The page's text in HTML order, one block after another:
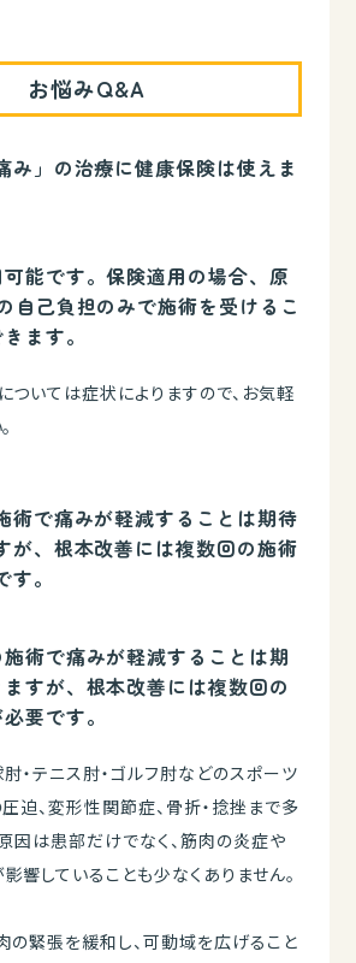
お悩みQ&A
み」の治療に健康保険は使えま
可能です。保険適用の場合、原
自己負担のみで施術を受けるこ
ます。
いては症状によりますので、お気軽
術で痛みが軽減することは期待
が、根本改善には複数回の施術
。
術で痛みが軽減することは期
すが、根本改善には複数回の
要です。
・テニス肘・ゴルフ肘などのスポーツ
迫、変形性関節症、骨折・捻挫まで多
因は患部だけでなく、筋肉の炎症や
響していることも少なくありません。
の緊張を緩和し、可動域を広げること